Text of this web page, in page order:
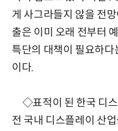
게 사그라들지 않을 전
출은 이미 오래 전부터
특단의 대책이 필요하
이다.
◇표적이 된 한국 디스
전 국내 디스플레이 산